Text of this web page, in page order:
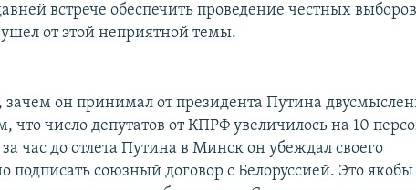
встрече обеспечить проведение честных
от этой неприятной темы.
зачем он принимал от президента Путина
что число депутатов от КПРФ увеличилось на 10
час до отлета Путина в Минск он убеждал своего
подписать союзный договор с Белоруссией. Это якобы